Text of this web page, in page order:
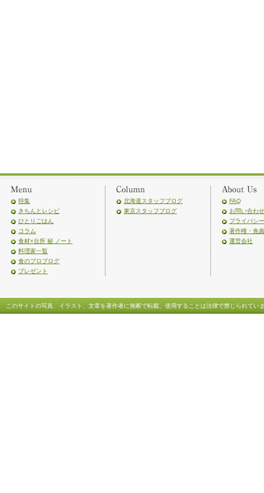
特集
きちんとレシピ
ひとりごはん
コラム
食材×台所 秘 ノート
料理家一覧
食のプロブログ
プレゼント
北海道スタッフブログ
東京スタッフブログ
FAQ
お問い合わせ
プライバシ
著作権・免
運営会社
このサイトの写真、イラスト、文章を著作者に無断で転載、使用することは法律で禁じられてい